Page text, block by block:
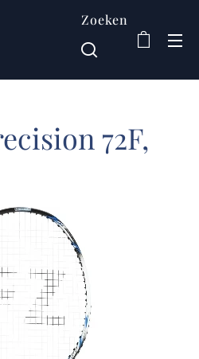
Zoeken
72F,